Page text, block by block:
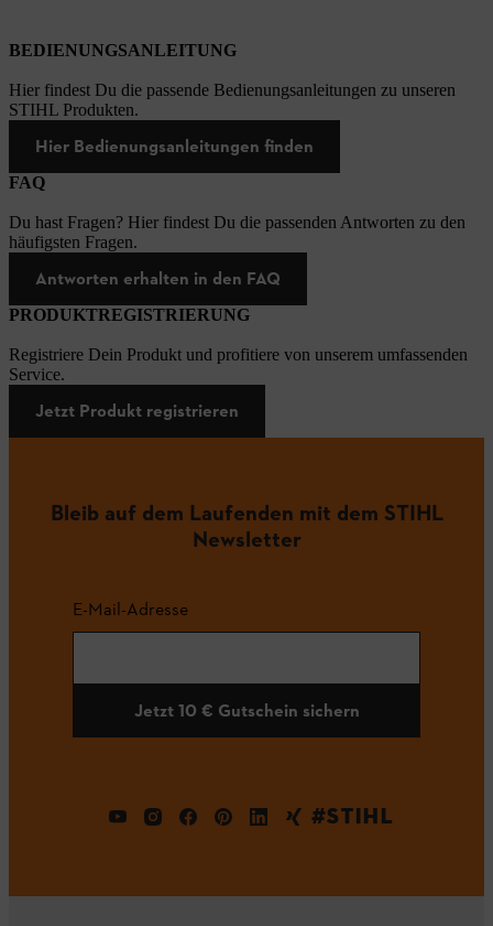
BEDIENUNGSANLEITUNG
Hier findest Du die passende Bedienungsanleitungen zu unseren
STIHL Produkten.
Hier Bedienungsanleitungen finden
FAQ
Du hast Fragen? Hier findest Du die passenden Antworten zu den
häufigsten Fragen.
Antworten erhalten in den FAQ
PRODUKTREGISTRIERUNG
Registriere Dein Produkt und profitiere von unserem umfassenden
Service.
Jetzt Produkt registrieren
Bleib auf dem Laufenden mit dem STIHL
Newsletter
E-Mail-Adresse
Jetzt 10 € Gutschein sichern
#STIHL